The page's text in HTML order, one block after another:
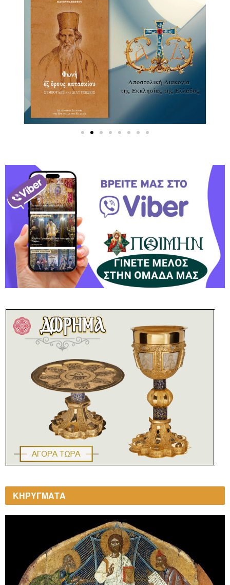
ΚΗΡΥΓΜΑΤΑ